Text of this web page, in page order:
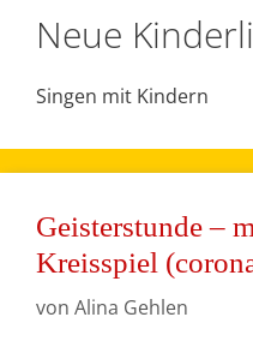
Neue
Singen mit Kindern
Geisterstunde –
Kreisspiel
von Alina Gehlen